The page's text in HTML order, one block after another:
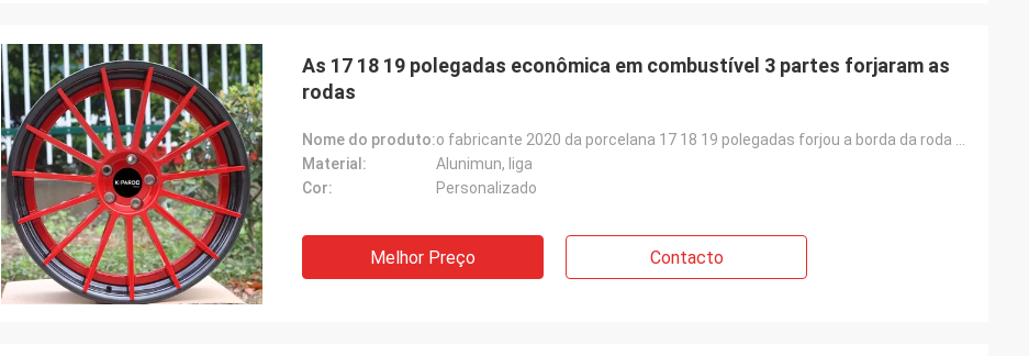
resposta e serviço rápidos
As 17 18 19 polegadas econômica em combustível 3 partes forjaram as
rodas
Nome do produto:
Material:
Alunimun, liga
Cor:
Personalizado
Melhor Preço Contacto